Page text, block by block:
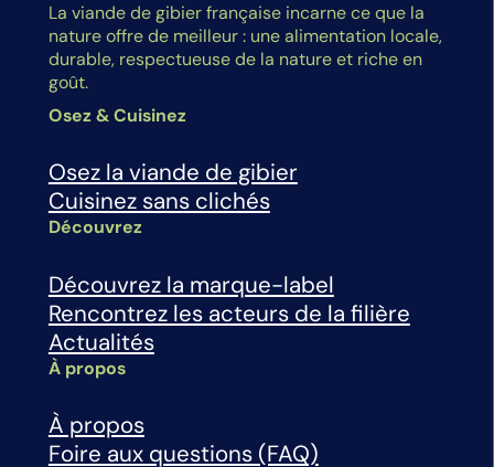
La viande de gibier française incarne ce que la
nature offre de meilleur : une alimentation locale,
durable, respectueuse de la nature et riche en
goût.
Osez & Cuisinez
Osez la viande de gibier
Cuisinez sans clichés
Découvrez
Découvrez la marque-label
Rencontrez les acteurs de la filière
Actualités
À propos
À propos
Foire aux questions (FAQ)